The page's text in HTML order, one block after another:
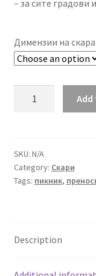
– за сите градови
Димензии на скара
quantity
SKU: N/A
Category: Скари
Tags: пикник,
Description